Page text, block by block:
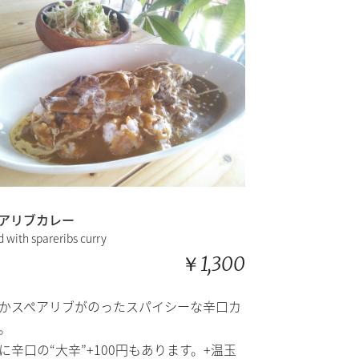
リブカレー
with spareribs curry
￥1,300
スペアリブがのったスパイシーな辛口カ
辛口の“大辛”+100円もあります。+温玉